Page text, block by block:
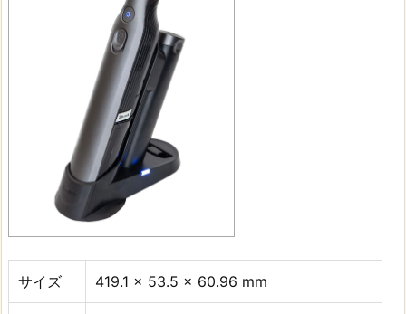
サイズ 419.1 x 53.5 x 60.96 mm